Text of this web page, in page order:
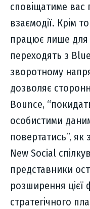
сповіщатиме вас
взаємодії. Крім
працює лише для
переходять з
зворотному
дозволяє
Bounce,
особистими
повертатись”,
New Social
представники
розширення цієї
стратегічного